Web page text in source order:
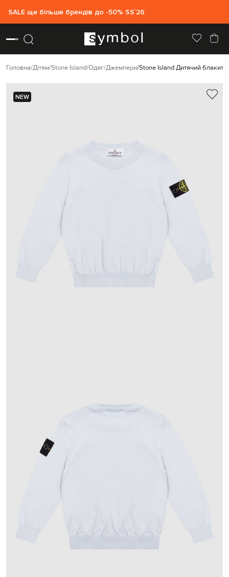
SALE ще більше брендів до -50% SS`26
Головна Дітям Stone Island Одяг Джемпери Stone Island Дитячий
NEW